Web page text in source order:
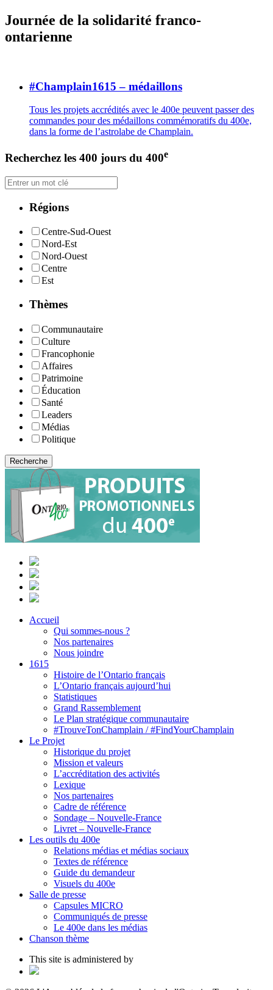
Journée de la solidarité franco-
ontarienne
#Champlain1615 – médaillons
Tous les projets accrédités avec le 400e peuvent passer des
commandes pour des médaillons commémoratifs du 400e,
dans la forme de l’astrolabe de Champlain.
Recherchez les 400 jours du 400e
Régions
Centre-Sud-Ouest
Nord-Est
Nord-Ouest
Centre
Est
Thèmes
Communautaire
Culture
Francophonie
Affaires
Patrimoine
Éducation
Santé
Leaders
Médias
Politique
Accueil
Qui sommes-nous ?
Nos partenaires
Nous joindre
1615
Histoire de l’Ontario français
L’Ontario français aujourd’hui
Statistiques
Grand Rassemblement
Le Plan stratégique communautaire
#TrouveTonChamplain / #FindYourChamplain
Le Projet
Historique du projet
Mission et valeurs
L’accréditation des activités
Lexique
Nos partenaires
Cadre de référence
Sondage – Nouvelle-France
Livret – Nouvelle-France
Les outils du 400e
Relations médias et médias sociaux
Textes de référence
Guide du demandeur
Visuels du 400e
Salle de presse
Capsules MICRO
Communiqués de presse
Le 400e dans les médias
Chanson thème
This site is administered by